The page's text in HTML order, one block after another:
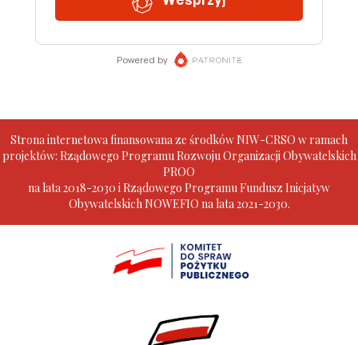
Strona internetowa finansowana ze środków NIW-CRSO w ramach
projektów: Rządowego Programu Rozwoju Organizacji Obywatelskich
PROO
na lata 2018-2030 i Rządowego Programu Fundusz Inicjatyw
Obywatelskich NOWEFIO na lata 2021-2030.